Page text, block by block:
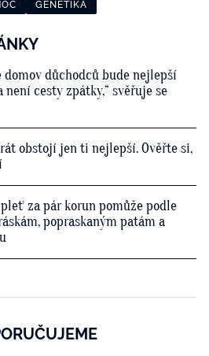
GENETIKA
domov důchodců bude nejlepší
cesty zpátky,“ svěřuje se
obstojí jen ti nejlepší. Ověřte si,
za pár korun pomůže podle
popraskaným patám a